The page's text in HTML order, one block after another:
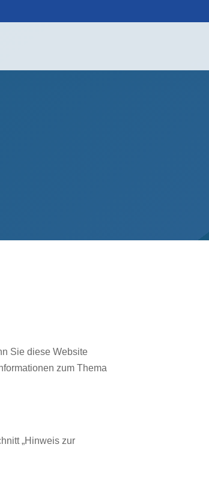
Sie diese Website
zum Thema
„Hinweis zur